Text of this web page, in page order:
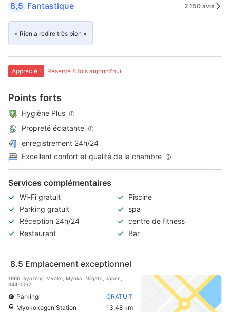
8,5 Fantastique 2 150 avis
« Rien a redire très bien »
Apprécié ! Réservé 8 fois aujourd'hui
Points forts
Hygiène Plus
Propreté éclatante
enregistrement 24h/24
Excellent confort et qualité de la chambre
Services complémentaires
Wi-Fi gratuit
Piscine
Parking gratuit
spa
Réception 24h/24
centre de fitness
Restaurant
Bar
8.5 Emplacement exceptionnel
1966, Ryozenji, Myoko, Myoko, Niigata, Japon,
944 0062
Parking
GRATUIT
Myokokogen Station
13,48 km